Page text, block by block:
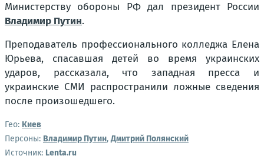
Министерству обороны РФ дал президент России
Владимир Путин.
Преподаватель профессионального колледжа Елена
Юрьева, спасавшая детей во время украинских
ударов, рассказала, что западная пресса и
украинские СМИ распространили ложные сведения
после произошедшего.
Гео: Киев
Персоны: Владимир Путин,Дмитрий Полянский
Источник: Lenta.ru